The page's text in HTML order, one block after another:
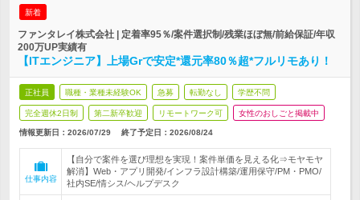
新着
ファンタレイ株式会社 | 定着率95％/案件選択制/残業ほぼ無/前給保証/年収
200万UP実績有
【ITエンジニア】上場Grで安定*還元率80％超*フルリモあり！
正社員 職種・業種未経験OK 急募 転勤なし 学歴不問
完全週休2日制 第二新卒歓迎 リモートワーク可 女性のおしごと掲載中
情報更新日：2026/07/29 終了予定日： 2026/08/24
仕事内容
【自分で案件を選び理想を実現！案件単価を見える化⇒モヤモヤ
解消】Web・アプリ開発/インフラ設計構築/運用保守/PM・PMO/
社内SE/情シス/ヘルプデスク